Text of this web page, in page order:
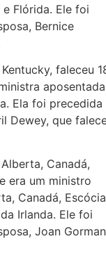
Flórida. Ele foi
Bernice
faleceu
Ela foi precedida
Dewey, que
Canadá,
era um ministro
Canadá,
Irlanda. Ele foi
Joan